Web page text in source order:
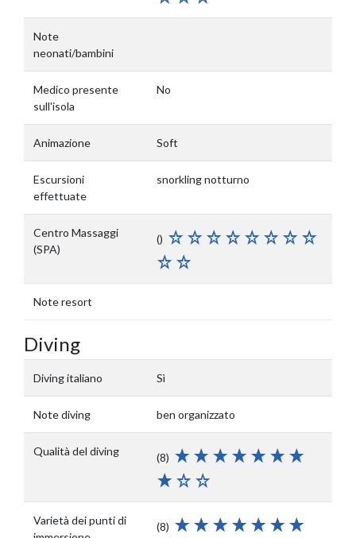
Note
neonati/bambini
Medico presente
sull'isola
No
Animazione Soft
Escursioni
effettuate
snorkling notturno
Centro Massaggi
(SPA)
()
Note resort
Diving
Diving italiano Sì
Note diving ben organizzato
Qualità del diving (8)
Varietà dei punti di
(8)